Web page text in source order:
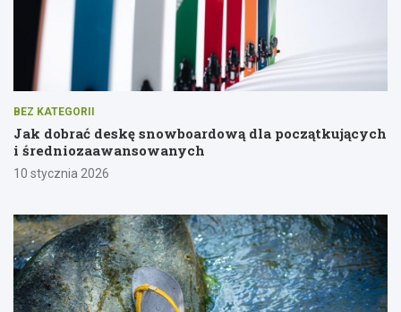
BEZ KATEGORII
Jak dobrać deskę snowboardową dla początkujących
i średniozaawansowanych
10 stycznia 2026